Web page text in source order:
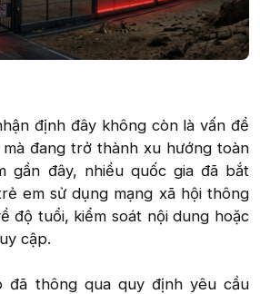
định đây không còn là vấn đề
đang trở thành xu hướng toàn
gần đây, nhiều quốc gia đã bắt
em sử dụng mạng xã hội thông
độ tuổi, kiểm soát nội dung hoặc
cập.
đã thông qua quy định yêu cầu